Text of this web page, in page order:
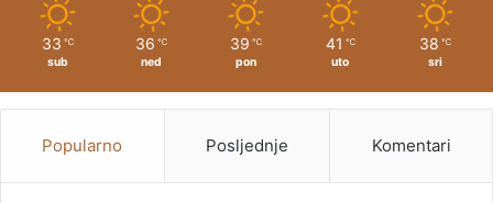
33 ℃
sub
36 ℃
ned
39 ℃
pon
41 ℃
uto
38 ℃
sri
Popularno Posljednje Komentari